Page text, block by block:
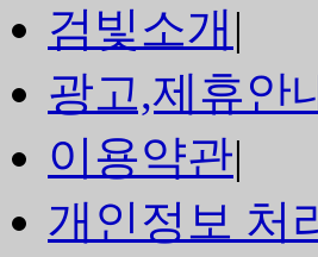
검빛소개|
광고,제휴안
이용약관|
개인정보 처